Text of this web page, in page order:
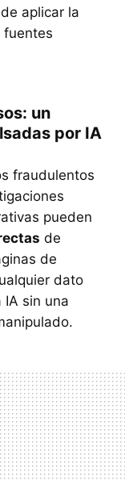
aplicar la
fuentes
un
por IA
fraudulentos
pueden
de
de
dato
sin una